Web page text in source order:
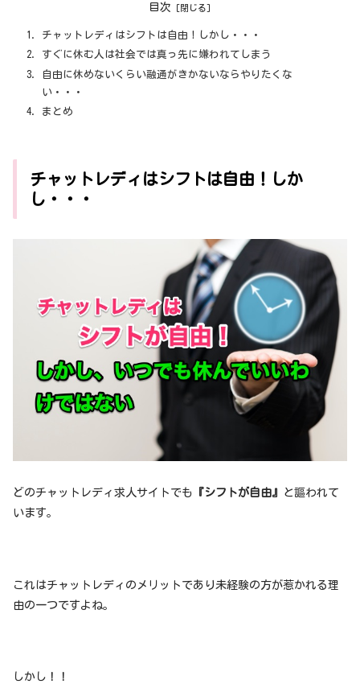
目次
チャットレディはシフトは自由！しかし・・・
すぐに休む人は社会では真っ先に嫌われてしまう
自由に休めないくらい融通がきかないならやりたくな
い・・・
まとめ
チャットレディはシフトは自由！しか
し・・・
どのチャットレディ求人サイトでも 『シフトが自由』
と謳われて
います。
これはチャットレディのメリットであり未経験の方が惹かれる理
由の一つですよね。
しかし！！